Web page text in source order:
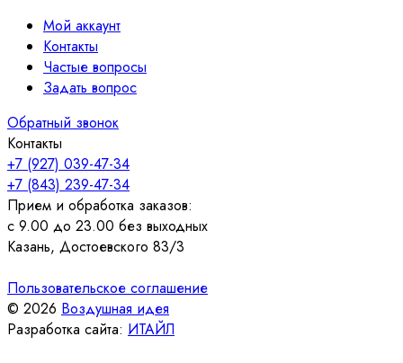
Мой аккаунт
Контакты
Частые вопросы
Задать вопрос
Обратный звонок
Контакты
+7 (927) 039-47-34
+7 (843) 239-47-34
Прием и обработка заказов:
с 9.00 до 23.00 без выходных
Казань, Достоевского 83/3
Пользовательское соглашение
© 2026 Воздушная идея
Разработка сайта: ИТАЙЛ